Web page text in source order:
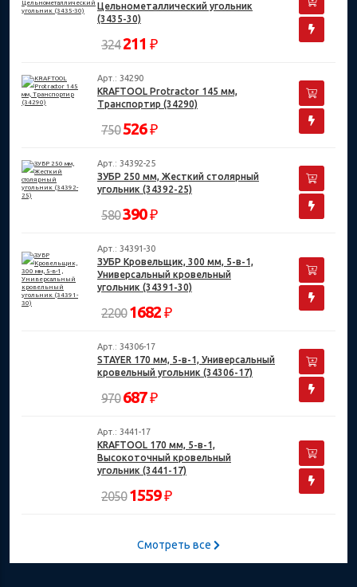
Цельнометаллический угольник
(3435-30)
324 211 ₽
Арт.: 34290
KRAFTOOL Protractor 145 мм,
Транспортир (34290)
750526₽
Арт.: 34392-25
ЗУБР 250 мм, Жесткий столярный
угольник (34392-25)
580390₽
Арт.: 34391-30
ЗУБР Кровельщик, 300 мм, 5-в-1,
Универсальный кровельный
угольник (34391-30)
2200 1682 ₽
Арт.: 34306-17
STAYER 170 мм, 5-в-1, Универсальный
кровельный угольник (34306-17)
970 687₽
Арт.: 3441-17
KRAFTOOL 170 мм, 5-в-1,
Высокоточный кровельный
угольник (3441-17)
2050 1559₽
Смотреть все